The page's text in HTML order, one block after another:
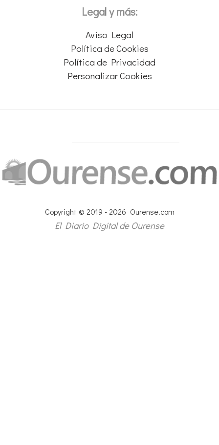
Legal y más:
Aviso Legal
Política de Cookies
Política de Privacidad
Personalizar Cookies
Copyright © 2019 - 2026 Ourense.com
El Diario Digital de Ourense